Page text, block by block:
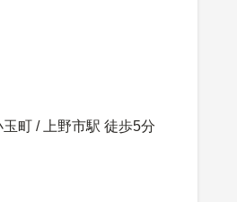
町 / 上野市駅 徒歩5分